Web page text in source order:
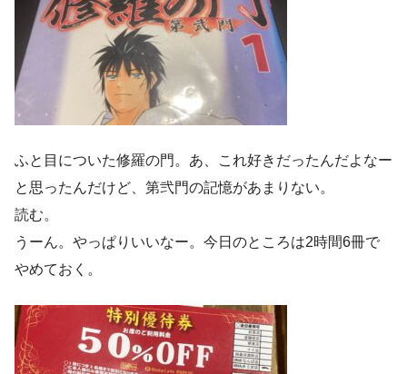
ふと目についた修羅の門。あ、これ好きだったんだよなー
と思ったんだけど、第弐門の記憶があまりない。
読む。
うーん。やっぱりいいなー。今日のところは2時間6冊で
やめておく。